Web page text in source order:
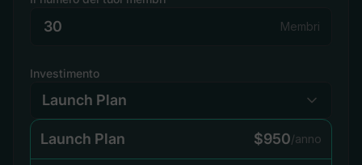
Membri
Investimento
Launch Plan $950/anno